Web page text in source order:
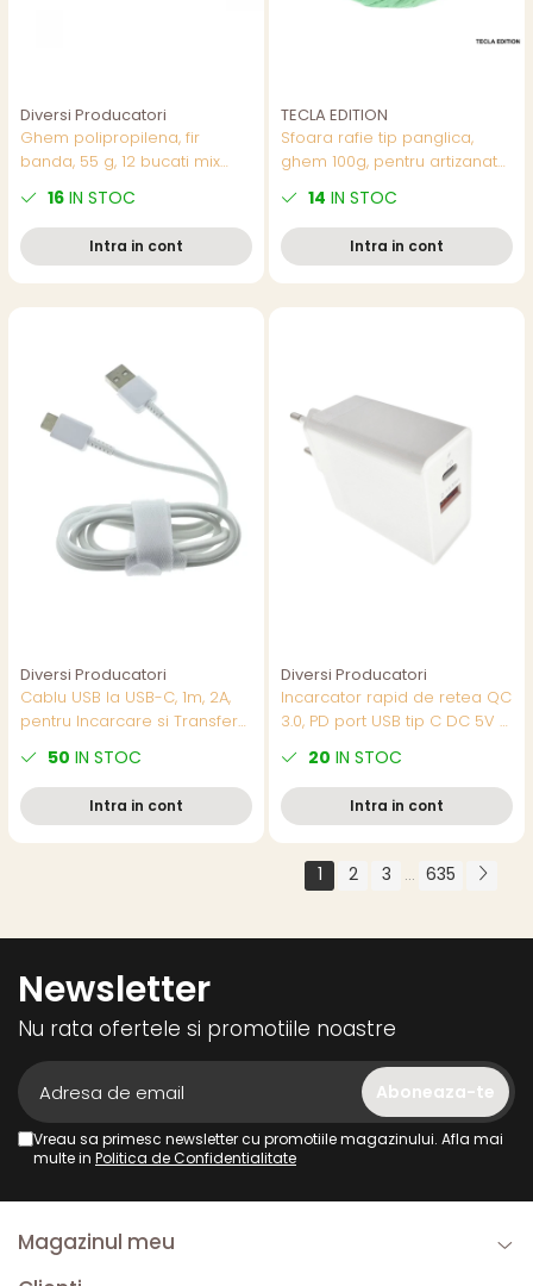
Diversi Producatori
Ghem polipropilena, fir
banda, 55 g, 12 bucati mix
16 IN STOC
Intra in cont
TECLA EDITION
Sfoara rafie tip panglica,
ghem 100g, pentru artizanat
buchete si cadouri, latime 3-
5mm, diverse culori
14 IN STOC
Intra in cont
Diversi Producatori
Cablu USB la USB-C, 1m, 2A,
pentru Incarcare si Transfer
50 IN STOC
Intra in cont
Diversi Producatori
Incarcator rapid de retea QC
3.0, PD port USB tip C DC 5V -
alb
20 IN STOC
Intra in cont
1 2 3 ... 635
Newsletter
Nu rata ofertele si promotiile noastre
Vreau sa primesc newsletter cu promotiile magazinului. Afla mai
multe in Politica de Confidentialitate
Magazinul meu